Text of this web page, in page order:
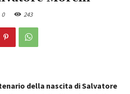
0 243
della nascita di Salvatore